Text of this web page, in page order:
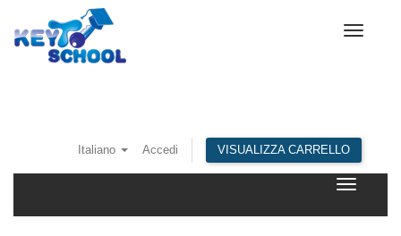
Toggle
Italiano Accedi VISUALIZZA CARRELLO
Toggle